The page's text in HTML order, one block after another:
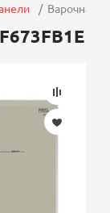
Варочная